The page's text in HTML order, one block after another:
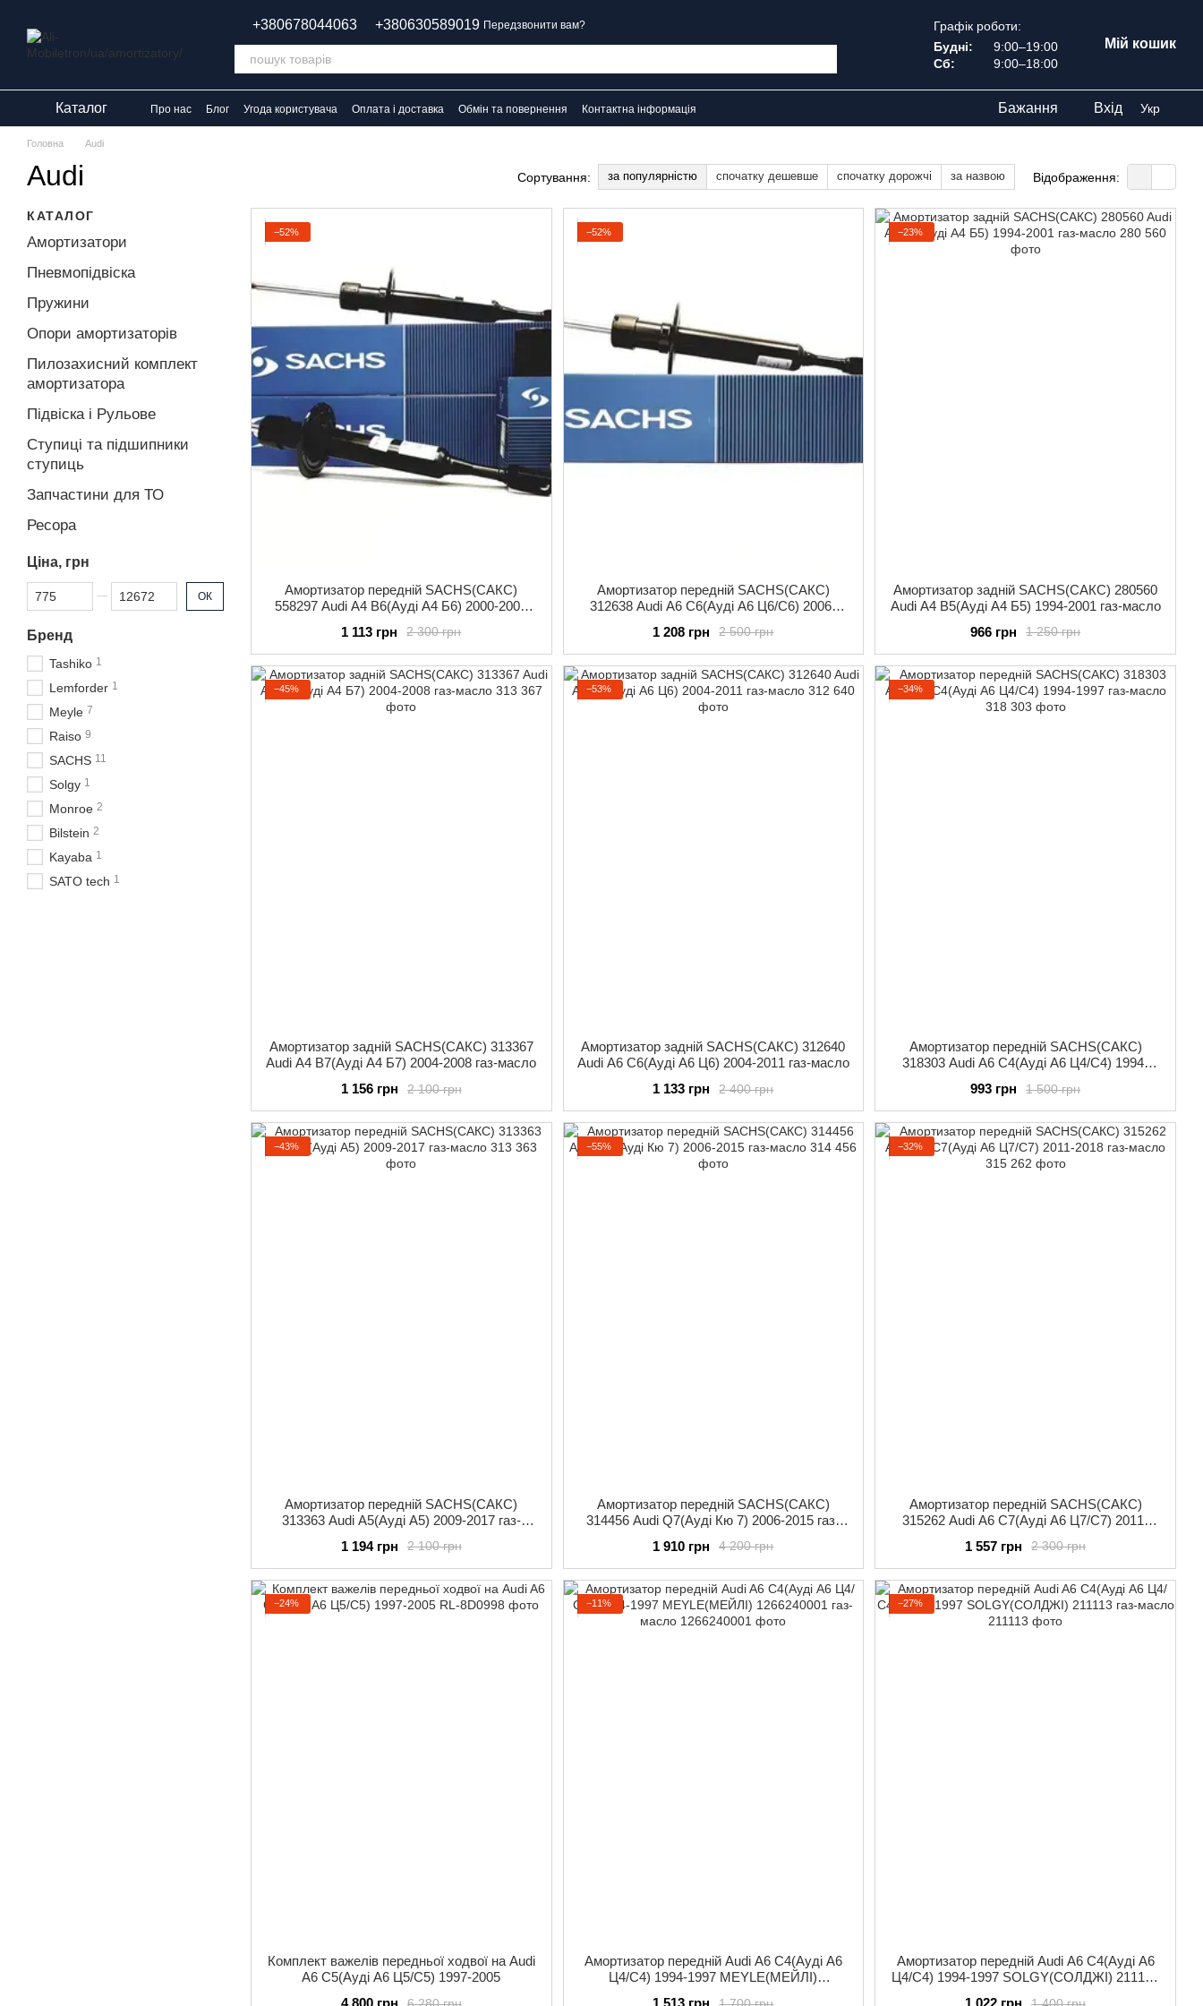
+380678044063 +380630589019 Передзвонити вам?
Графік роботи:
Будні:
9:00–19:00
Сб:
9:00–18:00
Мій кошик
Каталог Про нас Блог Угода користувача Оплата і доставка Обмін та повернення Контактна інформація Бажання Вхід Укр
Головна Audi
Audi Сортування: за популярністю спочатку дешевше спочатку дорожчі за назвою Відображення:
−52%
Амортизатор передній SACHS(САКС)
558297 Audi A4 B6(Ауді А4 Б6) 2000-2004
2 300 грн
1 113 грн
−52%
Амортизатор передній SACHS(САКС)
312638 Audi A6 C6(Ауді А6 Ц6/С6) 2006-
2 500 грн
1 208 грн
−23%
Амортизатор задній SACHS(САКС) 280560
Audi A4 B5(Ауді А4 Б5) 1994-2001 газ-масло
1 250 грн
966 грн
−45%
Амортизатор задній SACHS(САКС) 313367
Audi A4 B7(Ауді А4 Б7) 2004-2008 газ-масло
2 100 грн
1 156 грн
−53%
Амортизатор задній SACHS(САКС) 312640
Audi A6 C6(Ауді А6 Ц6) 2004-2011 газ-масло
2 400 грн
1 133 грн
−34%
Амортизатор передній SACHS(САКС)
318303 Audi A6 C4(Ауді А6 Ц4/С4) 1994-
1 500 грн
993 грн
−43%
Амортизатор передній SACHS(САКС)
313363 Audi A5(Ауді А5) 2009-2017 газ-
2 100 грн
1 194 грн
−55%
Амортизатор передній SACHS(САКС)
314456 Audi Q7(Ауді Кю 7) 2006-2015 газ-
4 200 грн
1 910 грн
−32%
Амортизатор передній SACHS(САКС)
315262 Audi A6 C7(Ауді А6 Ц7/С7) 2011-
2 300 грн
1 557 грн
−24%
Комплект важелів передньої ходвої на Audi
A6 C5(Ауді А6 Ц5/С5) 1997-2005
−11%
Амортизатор передній Audi A6 C4(Ауді А6
Ц4/С4) 1994-1997 MEYLE(МЕЙЛІ)
−27%
Амортизатор передній Audi A6 C4(Ауді А6
Ц4/С4) 1994-1997 SOLGY(СОЛДЖІ) 211113
КАТАЛОГ
Амортизатори
Пневмопідвіска
Пружини
Опори амортизаторів
Пилозахисний комплект
амортизатора
Підвіска і Рульове
Ступиці та підшипники
ступиць
Запчастини для ТО
Ресора
Ціна, грн
Від Ціна, грн
До Ціна, грн ОК
Бренд
Tashiko 1
Lemforder 1
Meyle 7
Raiso 9
SACHS 11
Solgy 1
Monroe 2
Bilstein 2
Kayaba 1
SATO tech 1